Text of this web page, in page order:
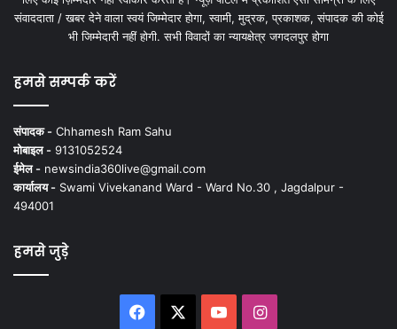
संवाददाता / खबर देने वाला स्वयं जिम्मेदार होगा, स्वामी, मुद्रक, प्रकाशक, संपादक की कोई
भी जिम्मेदारी नहीं होगी. सभी विवादों का न्यायक्षेत्र जगदलपुर होगा
हमसे सम्पर्क करें
संपादक - Chhamesh Ram Sahu
मोबाइल - 9131052524
ईमेल - newsindia360live@gmail.com
कार्यालय - Swami Vivekanand Ward - Ward No.30 , Jagdalpur -
494001
हमसे जुड़े
Facebook YouTubeInstagram